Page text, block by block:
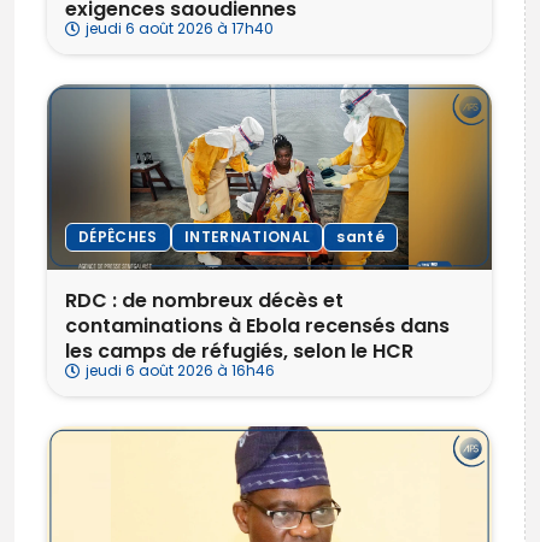
exigences saoudiennes
jeudi 6 août 2026 à 17h40
DÉPÊCHES INTERNATIONAL santé
RDC : de nombreux décès et
contaminations à Ebola recensés dans
les camps de réfugiés, selon le HCR
jeudi 6 août 2026 à 16h46